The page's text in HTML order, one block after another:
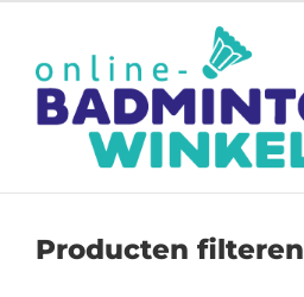
inhoud
Producten filteren